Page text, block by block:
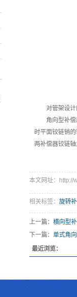
对管架设
角向型补
时平面铰链销
两补偿器铰链
本文网址：http://
相关标签： 旋转
上一篇： 横向型
下一篇： 单式角
最近浏览：